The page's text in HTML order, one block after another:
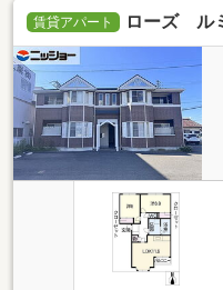
賃貸アパート ローズ ル